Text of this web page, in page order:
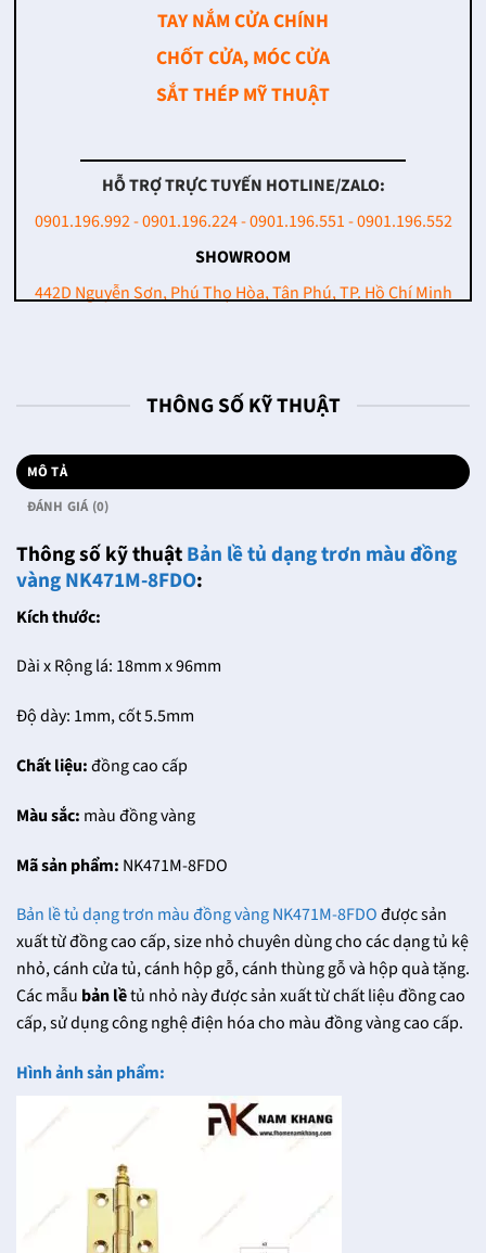
TAY NẮM CỬA CHÍNH
CHỐT CỬA, MÓC CỬA
SẮT THÉP MỸ THUẬT
HỖ TRỢ TRỰC TUYẾN HOTLINE/ZALO:
0901.196.992 - 0901.196.224 - 0901.196.551 - 0901.196.552
SHOWROOM
442D Nguyễn Sơn, Phú Thọ Hòa, Tân Phú, TP. Hồ Chí Minh
THÔNG SỐ KỸ THUẬT
MÔ TẢ
ĐÁNH GIÁ (0)
Thông số kỹ thuậtBản lề tủ dạng trơn màu đồng
vàng NK471M-8FDO:
Kích thước:
Dài x Rộng lá: 18mm x 96mm
Độ dày: 1mm, cốt 5.5mm
Chất liệu:đồng cao cấp
Màu sắc: màu đồng vàng
Mã sản phẩm: NK471M-8FDO
Bản lề tủ dạng trơn màu đồng vàng NK471M-8FDOđược sản
xuất từ đồng cao cấp, size nhỏ chuyên dùng cho các dạng tủ kệ
nhỏ, cánh cửa tủ, cánh hộp gỗ, cánh thùng gỗ và hộp quà tặng.
Các mẫu bản lềtủ nhỏ này được sản xuất từ chất liệu đồng cao
cấp, sử dụng công nghệ điện hóa cho màu đồng vàng cao cấp.
Hình ảnh sản phẩm: